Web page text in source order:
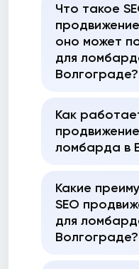
Что такое
оно может
для
Волгограде?
Как
ломбарда в
Какие
SEO
для
Волгограде?